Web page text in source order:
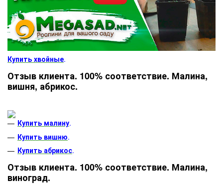
Купить хвойные.
Отзыв клиента. 100% соответствие. Малина,
вишня, абрикос.
Купить малину.
Купить вишню.
Купить абрикос.
Отзыв клиента. 100% соответствие. Малина,
виноград.